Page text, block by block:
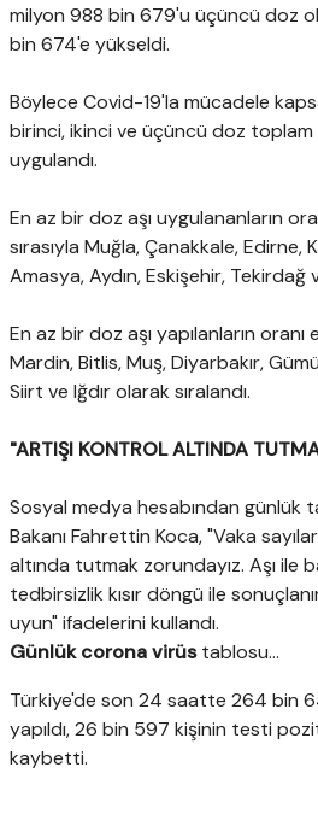
milyon 988 bin 679'u üçüncü doz
bin 674'e yükseldi.
Böylece Covid-19'la mücadele
birinci, ikinci ve üçüncü doz toplam
uygulandı.
En az bir doz aşı uygulananların
sırasıyla Muğla, Çanakkale, Edirne,
Amasya, Aydın, Eskişehir, Tekirdağ
En az bir doz aşı yapılanların oranı
Mardin, Bitlis, Muş, Diyarbakır,
Siirt ve Iğdır olarak sıralandı.
"ARTIŞI KONTROL ALTINDA
Sosyal medya hesabından günlük
Bakanı Fahrettin Koca, "Vaka
altında tutmak zorundayız. Aşı ile
tedbirsizlik kısır döngü ile
uyun" ifadelerini kullandı.
Günlük corona virüstablosu...
Türkiye'de son 24 saatte 264 bin
yapıldı, 26 bin 597 kişinin testi
kaybetti.